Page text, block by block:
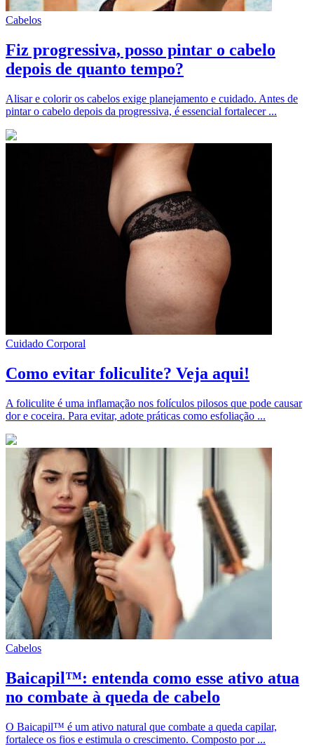
Cabelos
Fiz progressiva, posso pintar o cabelo
depois de quanto tempo?
Alisar e colorir os cabelos exige planejamento e cuidado. Antes de
pintar o cabelo depois da progressiva, é essencial fortalecer ...
Cuidado Corporal
Como evitar foliculite? Veja aqui!
A foliculite é uma inflamação nos folículos pilosos que pode causar
dor e coceira. Para evitar, adote práticas como esfoliação ...
Cabelos
Baicapil™: entenda como esse ativo atua
no combate à queda de cabelo
O Baicapil™ é um ativo natural que combate a queda capilar,
fortalece os fios e estimula o crescimento. Composto por ...